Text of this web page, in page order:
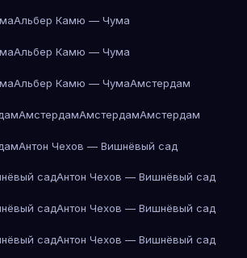
Альбер Камю — Чума
Альбер Камю — Чума
Альбер Камю — ЧумаАмстердам
АмстердамАмстердамАмстердам
Антон Чехов — Вишнёвый сад
садАнтон Чехов — Вишнёвый сад
садАнтон Чехов — Вишнёвый сад
садАнтон Чехов — Вишнёвый сад